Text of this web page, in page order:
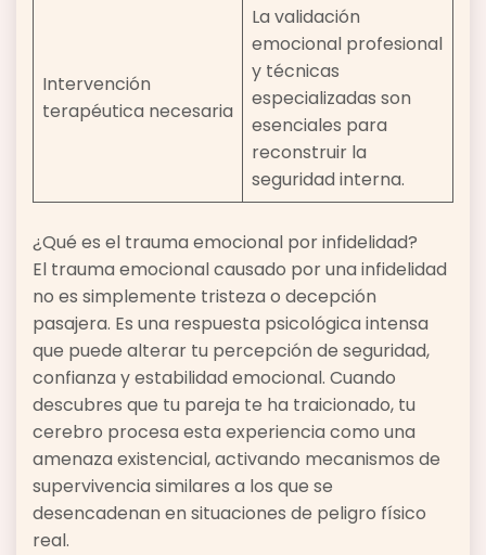
Intervención
terapéutica necesaria
La validación
emocional profesional
y técnicas
especializadas son
esenciales para
reconstruir la
seguridad interna.
¿Qué es el trauma emocional por infidelidad?
El trauma emocional causado por una infidelidad
no es simplemente tristeza o decepción
pasajera. Es una respuesta psicológica intensa
que puede alterar tu percepción de seguridad,
confianza y estabilidad emocional. Cuando
descubres que tu pareja te ha traicionado, tu
cerebro procesa esta experiencia como una
amenaza existencial, activando mecanismos de
supervivencia similares a los que se
desencadenan en situaciones de peligro físico
real.